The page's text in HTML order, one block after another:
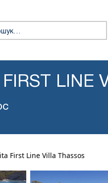
LINE
First Line Villa Thassos